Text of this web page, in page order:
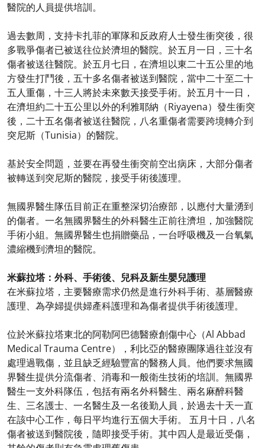
醫院的人員提供培訓。
過去數周，支持卡扎菲的軍隊和反政府人士發生衝突後，很
多戰爭傷者已被送往位於濟坦的醫院。於五月一日，三十名
傷者被送往醫院。於五月七日，在濟坦以東二十五公里的地
方發生打鬥後，五十多名傷者被送到醫院，當中二十至二十
五人重傷，十三人將於未來數天接受手術。於五月十一日，
在濟坦約二十五公里以外的利雅耶納（Riyayena）發生衝突
後，二十五名傷者被送往醫院，八名重傷者需要跨境轉介到
突尼斯（Tunisia）的醫院。
基於安全問題，並要在再發生衝突前空出病床，大部分傷者
被轉送到突尼斯的醫院，接受手術後護理。
無國界醫生隊伍目前正在重整深切治療部，以應付大量湧到
的傷者。一名無國界醫生的外科醫生正前往濟坦，加強醫院
手術小組。無國界醫生也捐贈藥品，一台呼吸機及一台氧氣
濃縮機到濟坦的醫院。
米蘇拉塔：外科、手術後、兒科及新生嬰兒護理
在米蘇拉塔，主要醫療需求仍然是進行外科手術、基層醫療
護理、為孕婦提供婦產科護理和為傷者提供手術後護理。
位於米蘇拉塔東北的阿勒阿巴德醫療創傷中心（Al Abbad
Medical Trauma Centre），利比亞的醫療團隊過往並沒有
處理過戰傷，並且缺乏經驗豐富的醫務人員。他們要求無國
界醫生提供分流傷者、消毒和一般衛生技術的培訓。無國界
醫生一支外科隊伍，包括有兩名外科醫生、兩名麻醉科醫
生、三名護士、一名醫生及一名後勤人員，於過去十天一直
在該中心工作，每日平均進行五個大手術。 五月十日，八名
傷者被送到醫院後，隨即接受手術。其中四人是最近受傷，